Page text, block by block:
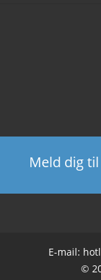
Meld dig
E-mail:
©